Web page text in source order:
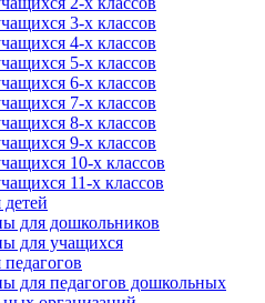
3-х классов
4-х классов
5-х классов
6-х классов
7-х классов
8-х классов
9-х классов
10-х классов
11-х классов
для дошкольников
для учащихся
для педагогов дошкольных